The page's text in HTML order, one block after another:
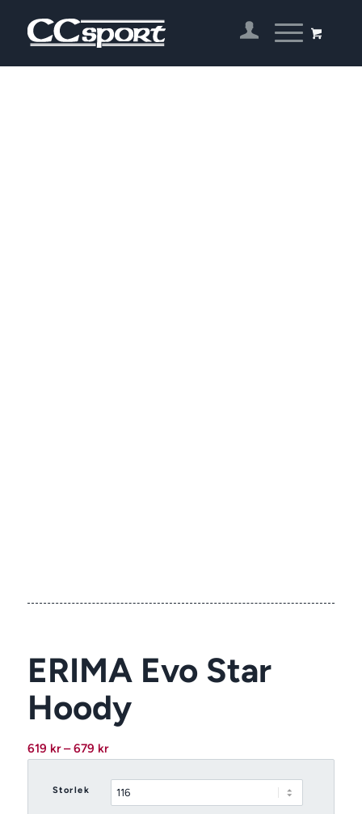
ERIMA Evo Star
Hoody
619 kr – 679 krPrisintervall:
till
679 kr
Storlek